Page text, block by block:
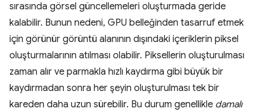
sırasında görsel güncellemeleri oluşturmada geride
kalabilir. Bunun nedeni, GPU belleğinden tasarruf etmek
için görünür görüntü alanının dışındaki içeriklerin piksel
oluşturmalarının atılması olabilir. Piksellerin oluşturulması
zaman alır ve parmakla hızlı kaydırma gibi büyük bir
kaydırmadan sonra her şeyin oluşturulması tek bir
kareden daha uzun sürebilir. Bu durum genellikle damalı